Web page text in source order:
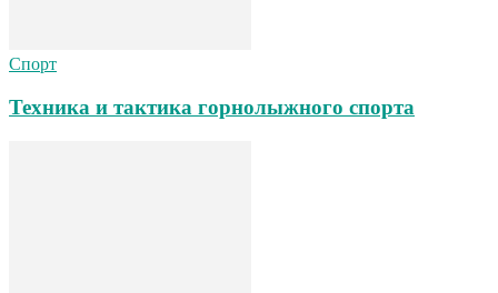
Спорт
Техника и тактика горнолыжного спорта